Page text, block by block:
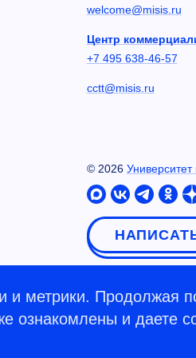
welcome@misis.ru
Центр
+7 495 638-46-57
cctt@misis.ru
© 2026
метрики. Продолжая
ознакомлены и даете